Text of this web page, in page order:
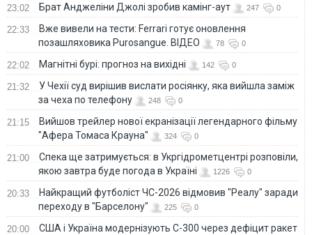
23:02 Брат Анджеліни Джолі зробив камінг-аут 247 0
22:33
Вже вивели на тести: Ferrari готує оновлення
позашляховика Purosangue. ВІДЕО
78 0
22:02 Магнітні бурі: прогноз на вихідні 142 0
21:32
У Чехії суд вирішив вислати росіянку, яка вийшла заміж
за чеха по телефону
248 0
21:15
Вийшов трейлер нової екранізації легендарного фільму
"Афера Томаса Крауна"
324 0
21:00
Спека ще затримується: в Укргідрометцентрі розповіли,
якою завтра буде погода в Україні
1226 0
20:33
Найкращий футболіст ЧС-2026 відмовив "Реалу" заради
переходу в "Барселону"
225 0
20:00
США і Україна модернізують С-300 через дефіцит ракет